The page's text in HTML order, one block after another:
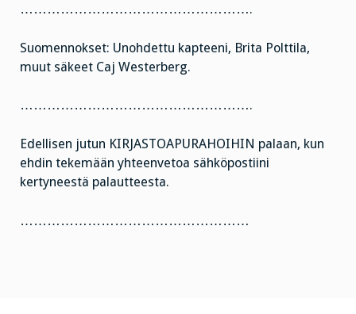
…………………………………………….
Suomennokset: Unohdettu kapteeni, Brita Polttila,
muut säkeet Caj Westerberg.
…………………………………………….
Edellisen jutun KIRJASTOAPURAHOIHIN palaan, kun
ehdin tekemään yhteenvetoa sähköpostiini
kertyneestä palautteesta.
……………………………………………